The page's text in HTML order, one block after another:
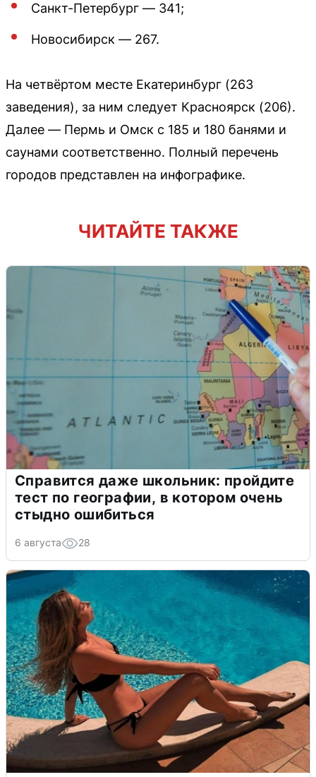
Санкт-Петербург — 341;
Новосибирск — 267.
На четвёртом месте Екатеринбург (263
заведения), за ним следует Красноярск (206).
Далее — Пермь и Омск с 185 и 180 банями и
саунами соответственно. Полный перечень
городов представлен на инфографике.
ЧИТАЙТЕ ТАКЖЕ
Справится даже школьник: пройдите
тест по географии, в котором очень
стыдно ошибиться
6 августа 28